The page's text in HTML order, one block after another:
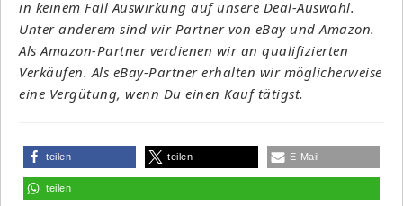
in keinem Fall Auswirkung auf unsere Deal-Auswahl.
Unter anderem sind wir Partner von eBay und Amazon.
Als Amazon-Partner verdienen wir an qualifizierten
Verkäufen. Als eBay-Partner erhalten wir möglicherweise
eine Vergütung, wenn Du einen Kauf tätigst.
teilen teilen E-Mail
teilen